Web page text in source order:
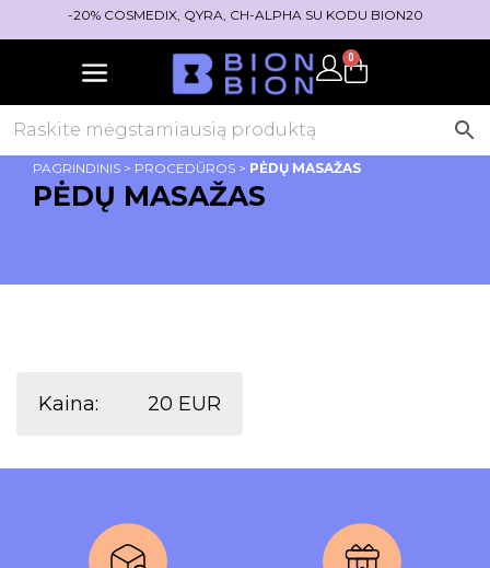
-20% COSMEDIX, QYRA, CH-ALPHA SU KODU BION20
0
PAGRINDINIS > PROCEDŪROS > PĖDŲ MASAŽAS
PĖDŲ MASAŽAS
Kaina: 20 EUR